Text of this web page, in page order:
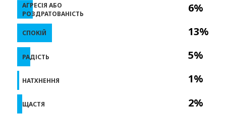
6%
13%
5%
1%
2%
АГРЕСІЯ АБО
РОЗДРАТОВАНІСТЬ
СПОКІЙ
РАДІСТЬ
НАТХНЕННЯ
ЩАСТЯ